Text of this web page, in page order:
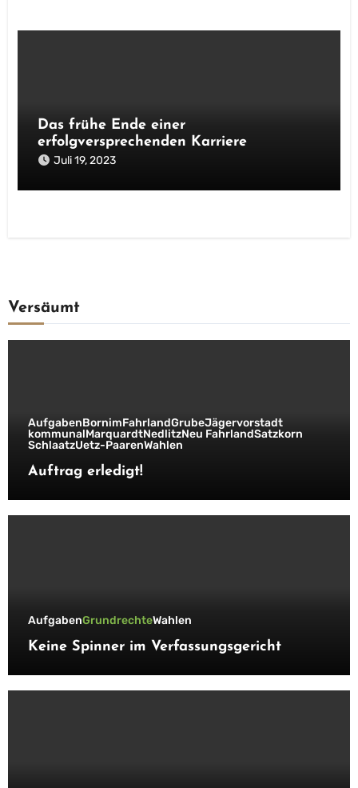
Das frühe Ende einer
erfolgversprechenden Karriere
Juli 19, 2023
Versäumt
AufgabenBornimFahrlandGrubeJägervorstadt
kommunalMarquardtNedlitzNeu FahrlandSatzkorn
SchlaatzUetz-PaarenWahlen
Auftrag erledigt!
AufgabenGrundrechteWahlen
Keine Spinner im Verfassungsgericht